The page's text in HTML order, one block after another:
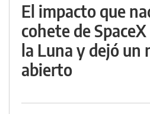
El impacto que
cohete de
la Luna y dejó un
abierto